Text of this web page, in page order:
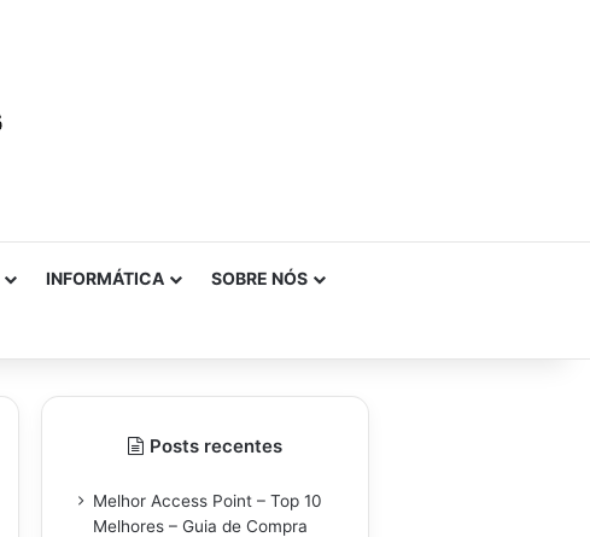
INFORMÁTICA SOBRE NÓS
Posts recentes
Melhor Access Point – Top 10
Melhores – Guia de Compra